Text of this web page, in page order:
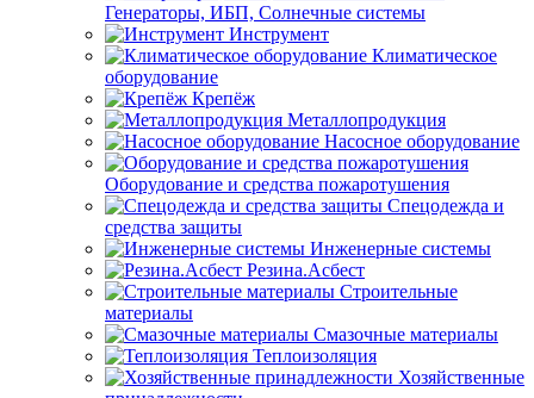
Генераторы, ИБП, Солнечные системы
Инструмент
Климатическое
оборудование
Крепёж
Металлопродукция
Насосное оборудование
Оборудование и средства пожаротушения
Спецодежда и
средства защиты
Инженерные системы
Резина.Асбест
Строительные
материалы
Смазочные материалы
Теплоизоляция
Хозяйственные